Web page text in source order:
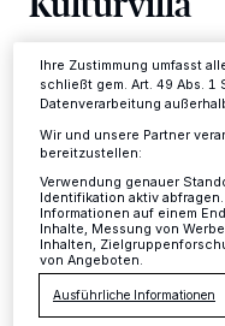
Mettmann·
Kulturvilla, um mit
Menschenfamilie,
einer sehr
20.06.2024 , 16:38 Uhr
Ihre Einstellungen gelten
Ihre Zustimmung umfasst
schließt gem. Art. 49 Abs. 1
Datenverarbeitung
Wir und unsere Partner
bereitzustellen:
Verwendung genauer
Identifikation aktiv
Informationen auf einem
Inhalte, Messung von
Inhalten,
von Angeboten.
Ausführliche Informationen